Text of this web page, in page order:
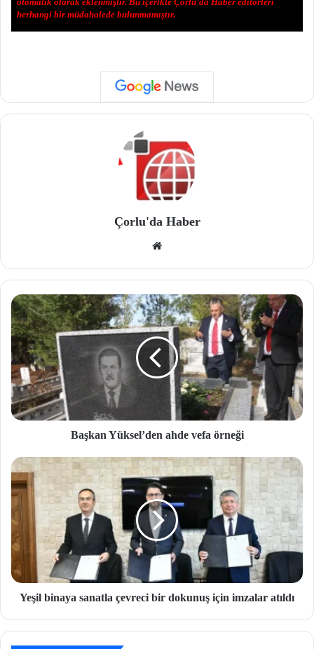
herhangi bir müdahalede bulunmamıştır.
Çorlu'da Haber
site
si
Başkan Yüksel’den ahde vefa örneği
Yeşil binaya sanatla çevreci bir dokunuş için imzalar atıldı